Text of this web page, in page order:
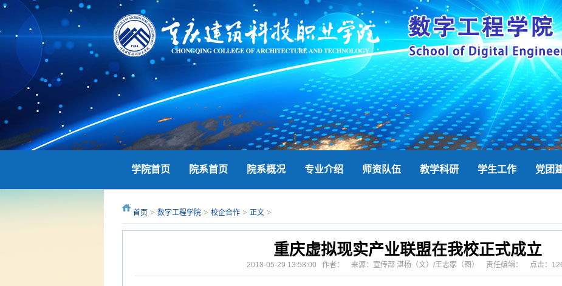
学院首页 院系首页 院系概况 专业介绍 师资队伍 教学科研 学生工作 党团
首页 > 数字工程学院 > 校企合作 > 正文 >
重庆虚拟现实产业联盟在我校正式成立
2018-05-29 13:58:00 作者： 来源：宣传部 湛杨（文）/王志家（图） 责任编辑： 点击：